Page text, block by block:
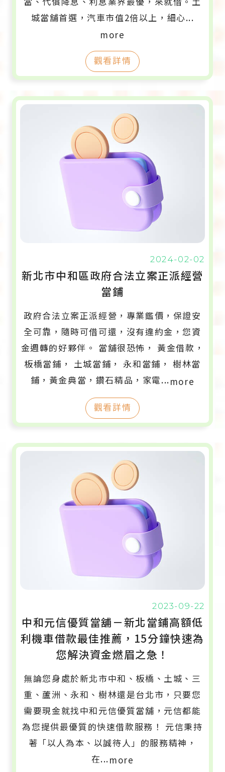
城當舖首選，汽車市值2倍以上，細心...
more
觀看詳情
2024-02-02
新北市中和區政府合法立案正派經營
當鋪
政府合法立案正派經營，專業鑑價，保證安
全可靠，隨時可借可還，沒有違約金，您資
金週轉的好夥伴。 當舖很恐怖， 黃金借款，
板橋當鋪， 土城當鋪， 永和當鋪， 樹林當
鋪，黃金典當，鑽石精品，家電...more
觀看詳情
2023-09-22
中和元信優質當舖－新北當鋪高額低
利機車借款最佳推薦，15分鐘快速為
您解決資金燃眉之急！
無論您身處於新北市中和、板橋、土城、三
重、蘆洲、永和、樹林還是台北市，只要您
需要現金就找中和元信優質當舖，元信都能
為您提供最優質的快速借款服務！ 元信秉持
著「以人為本、以誠待人」的服務精神，
在...more